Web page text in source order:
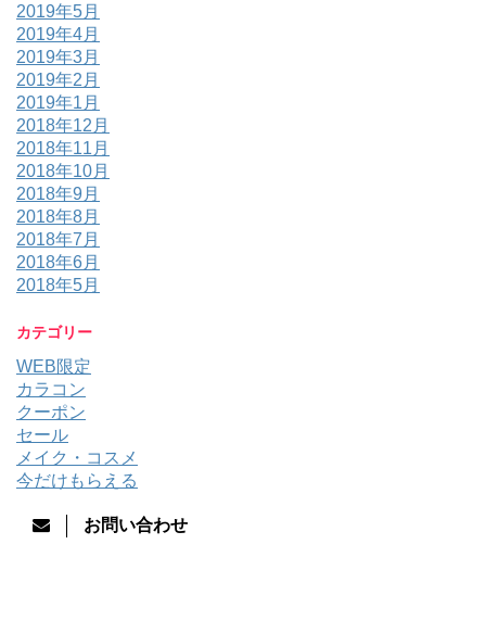
2019年5月
2019年4月
2019年3月
2019年2月
2019年1月
2018年12月
2018年11月
2018年10月
2018年9月
2018年8月
2018年7月
2018年6月
2018年5月
カテゴリー
WEB限定
カラコン
クーポン
セール
メイク・コスメ
今だけもらえる
お問い合わせ